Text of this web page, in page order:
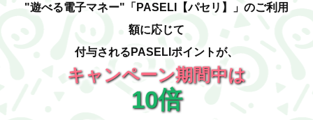
"遊べる電子マネー"「PASELI【パセリ】」のご利用
額に応じて
付与されるPASELIポイントが、
キャンペーン期間中は
10倍